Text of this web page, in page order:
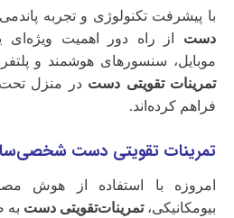
با پیشرفت تکنولوژی و تجربه پاندمی
دست از راه دور اهمیت ویژه‌ای
موبایل، سنسورهای هوشمند و
تمرینات تقویتی دست در منزل تحت
فراهم کرده‌اند.
تمرینات تقویتی دست
امروزه با استفاده از هوش
بیومکانیکی،تمرینات‌تقویتی دست